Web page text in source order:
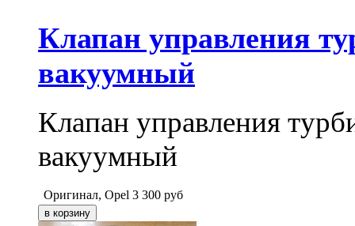
Клапан управления
вакуумный
Клапан управления
вакуумный
Оригинал, Opel 3 300 руб